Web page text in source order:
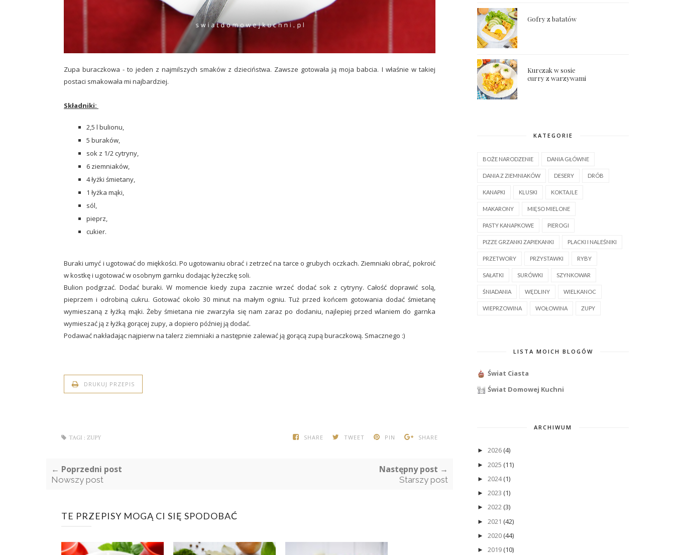
Zupa buraczkowa - to jeden z najmilszych smaków z dzieciństwa. Zawsze gotowała ją moja babcia. I właśnie w takiej
postaci smakowała mi najbardziej.
Składniki:
2,5 l bulionu,
5 buraków,
sok z 1/2 cytryny,
6 ziemniaków,
4 łyżki śmietany,
1 łyżka mąki,
sól,
pieprz,
cukier.
Buraki umyć i ugotować do miękkości. Po ugotowaniu obrać i zetrzeć na tarce o grubych oczkach. Ziemniaki obrać, pokroić
w kostkę i ugotować w osobnym garnku dodając łyżeczkę soli.
Bulion podgrzać. Dodać buraki. W momencie kiedy zupa zacznie wrzeć dodać sok z cytryny. Całość doprawić solą,
pieprzem i odrobiną cukru. Gotować około 30 minut na małym ogniu. Tuż przed końcem gotowania dodać śmietanę
wymieszaną z łyżką mąki. Żeby śmietana nie zwarzyła się nam zaraz po dodaniu, najlepiej przed wlaniem do garnka
wymieszać ją z łyżką gorącej zupy, a dopiero później ją dodać.
Podawać nakładając najpierw na talerz ziemniaki a następnie zalewać ją gorącą zupą buraczkową. Smacznego :)
DRUKUJ PRZEPIS
SHARE TWEET PIN SHARE
TAGI : ZUPY
← Poprzedni post
Nowszy post
Następny post →
Starszy post
TE PRZEPISY MOGĄ CI SIĘ SPODOBAĆ
Gofry z batatów
Kurczak w sosie
curry z warzywami
KATEGORIE
BOŻE NARODZENIE DANIA GŁÓWNE
DANIA Z ZIEMNIAKÓW DESERY DRÓB
KANAPKI KLUSKI KOKTAJLE
MAKARONY MIĘSO MIELONE
PASTY KANAPKOWE PIEROGI
PIZZE GRZANKI ZAPIEKANKI PLACKI I NALEŚNIKI
PRZETWORY PRZYSTAWKI RYBY
SAŁATKI SURÓWKI SZYNKOWAR
ŚNIADANIA WĘDLINY WIELKANOC
WIEPRZOWINA WOŁOWINA ZUPY
LISTA MOICH BLOGÓW
Świat Ciasta
Świat Domowej Kuchni
ARCHIWUM
►2026 (4)
►2025 (11)
►2024(1)
►2023 (1)
►2022 (3)
►2021 (42)
►2020 (44)
►2019 (10)